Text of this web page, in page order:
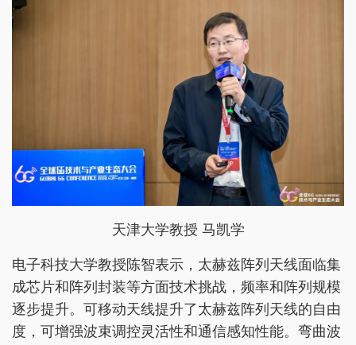
天津大学教授 马凯学
电子科技大学教授陈智表示，太赫兹阵列天线面临集
成芯片和阵列封装等方面技术挑战，频率和阵列规模
逐步提升。可移动天线提升了太赫兹阵列天线的自由
度，可增强波束调控灵活性和通信感知性能。弯曲波